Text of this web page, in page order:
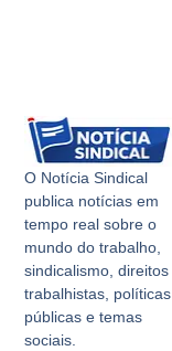
O Notícia Sindical
publica notícias em
tempo real sobre o
mundo do trabalho,
sindicalismo, direitos
trabalhistas, políticas
públicas e temas
sociais.